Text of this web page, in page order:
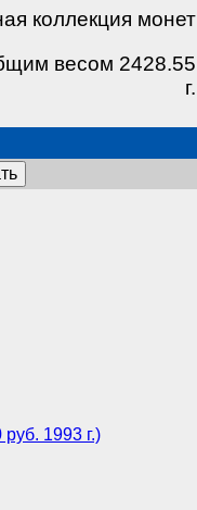
коллекция монет
весом 2428.55
г.
1993 г.)